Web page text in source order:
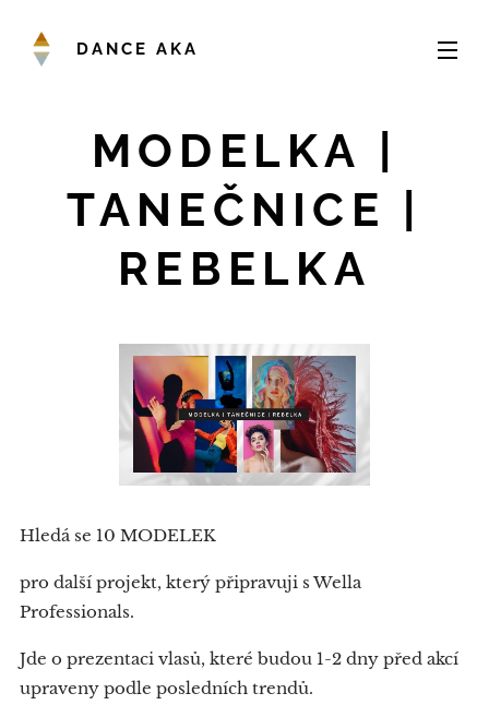
DANCE AKA
MODELKA |
TANEČNICE |
REBELKA
Hledá se 10 MODELEK
pro další projekt, který připravuji s Wella
Professionals.
Jde o prezentaci vlasů, které budou 1-2 dny před akcí
upraveny podle posledních trendů.